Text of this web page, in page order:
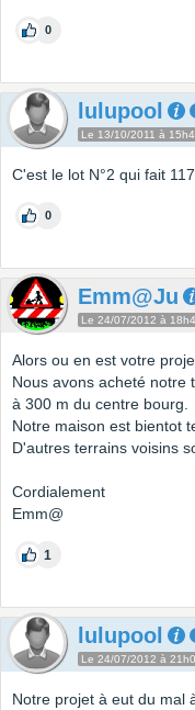
0
lulupool
Le 13/10/2011 à
C'est le lot N°2 qui fait
0
Emm@Ju
Le 24/07/2012 à
Alors ou en est votre
Nous avons acheté notre
à 300 m du centre bourg.
Notre maison est bientot
D'autres terrains voisins
Cordialement
Emm@
1
lulupool
Le 24/07/2012 à
Notre projet à eut du mal